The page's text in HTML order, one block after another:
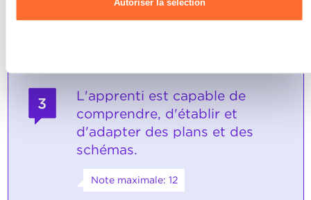
Autoriser la sélection
3
L'apprenti est capable de
comprendre, d'établir et
d'adapter des plans et des
schémas.
Note maximale: 12